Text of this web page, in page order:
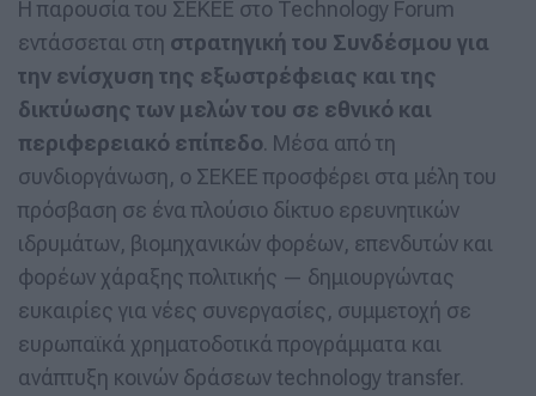
Η παρουσία του ΣΕΚΕΕ στο Technology Forum
εντάσσεται στη στρατηγική του Συνδέσμου για
την ενίσχυση της εξωστρέφειας και της
δικτύωσης των μελών του σε εθνικό και
περιφερειακό επίπεδο. Μέσα από τη
συνδιοργάνωση, ο ΣΕΚΕΕ προσφέρει στα μέλη του
πρόσβαση σε ένα πλούσιο δίκτυο ερευνητικών
ιδρυμάτων, βιομηχανικών φορέων, επενδυτών και
φορέων χάραξης πολιτικής — δημιουργώντας
ευκαιρίες για νέες συνεργασίες, συμμετοχή σε
ευρωπαϊκά χρηματοδοτικά προγράμματα και
ανάπτυξη κοινών δράσεων technology transfer.